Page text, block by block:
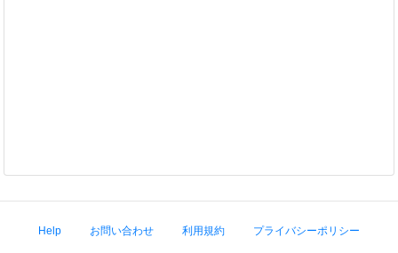
Help お問い合わせ 利用規約 プライバシーポリシー